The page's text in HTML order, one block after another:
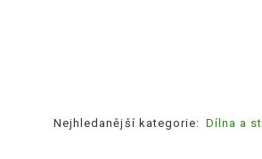
Nejhledanější kategorie: Dílna a